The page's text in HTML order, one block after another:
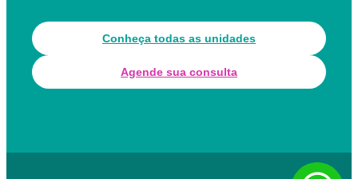
Conheça todas as unidades
Agende sua consulta